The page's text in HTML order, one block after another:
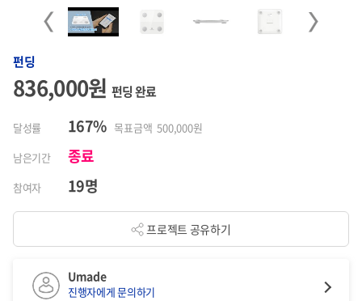
Previous Next
펀딩
836,000원 펀딩 완료
달성률 167% 목표금액 500,000원
남은기간
종료
참여자 19명
프로젝트 공유하기
Umade
진행자에게 문의하기